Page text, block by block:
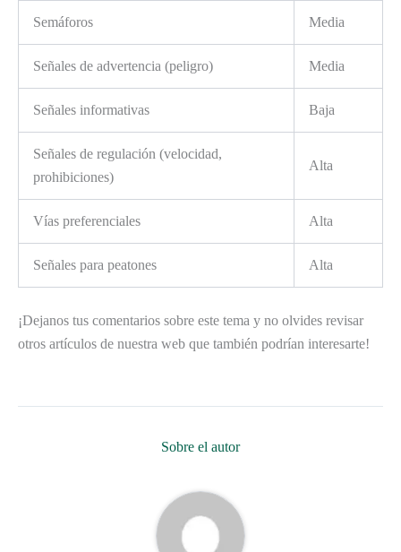
Semáforos Media
Señales de advertencia (peligro) Media
Señales informativas Baja
Señales de regulación (velocidad,
prohibiciones)
Alta
Vías preferenciales Alta
Señales para peatones Alta
¡Dejanos tus comentarios sobre este tema y no olvides revisar
otros artículos de nuestra web que también podrían interesarte!
Sobre el autor